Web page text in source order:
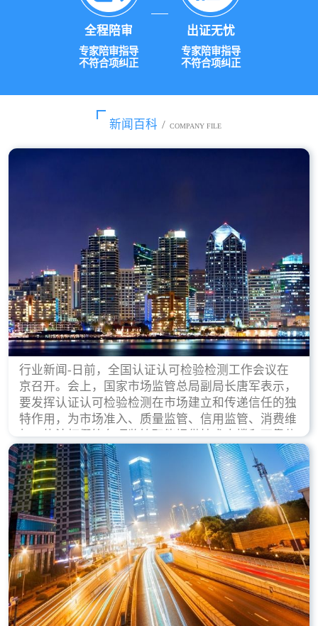
全程陪审
专家陪审指导
不符合项纠正
出证无忧
专家陪审指导
不符合项纠正
新闻百科 / COMPANY FILE
行业新闻-日前，全国认证认可检验检测工作会议在
京召开。会上，国家市场监管总局副局长唐军表示，
要发挥认证认可检验检测在市场建立和传递信任的独
特作用，为市场准入、质量监管、信用监管、消费维
权、执法打假等各项监管职能提供技术支撑和可靠依
据。